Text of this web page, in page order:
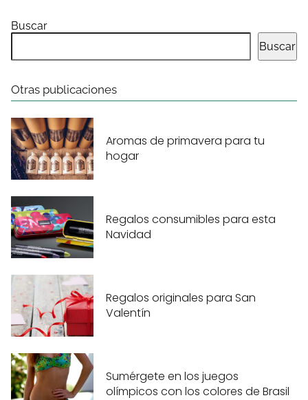
Buscar
Buscar
Otras publicaciones
Aromas de primavera para tu
hogar
Regalos consumibles para esta
Navidad
Regalos originales para San
Valentín
Sumérgete en los juegos
olímpicos con los colores de Brasil